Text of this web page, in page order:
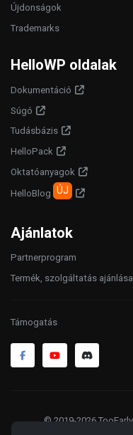
Újdonságok
Trademarks
HelloWP oldalak
Dokumentáció
Súgó
Tudásbázis
HelloPack
Oktatóanyagok
HelloBlog ÚJ
Ajánlatok
Partnerprogram
Termék, szolgáltatás ajánlása
Támogatás
© 2019-2026